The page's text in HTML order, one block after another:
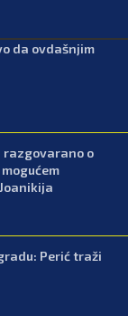
da ovdašnjim
razgovarano o
Perić traži